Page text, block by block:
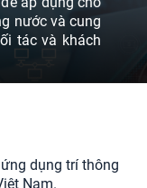
nước và cung
tác và khách
dụng trí thông
Nam.